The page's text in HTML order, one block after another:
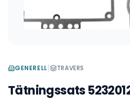
GENERELL| TRAVERS
Tätningssats